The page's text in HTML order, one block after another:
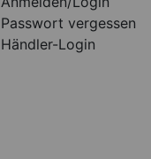
Passwort vergessen
Händler-Login